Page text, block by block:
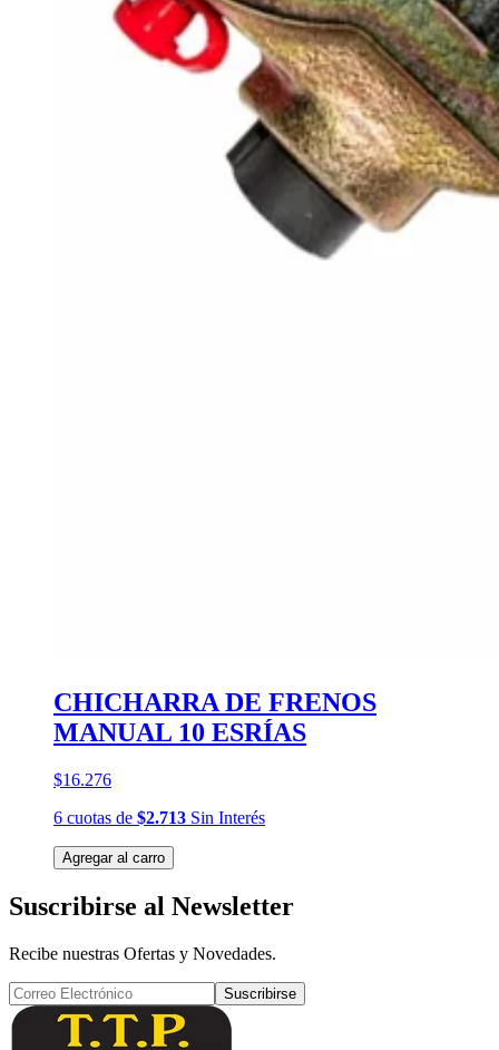
CHICHARRA DE FRENOS
MANUAL 10 ESRÍAS
$16.276
6 cuotas de $2.713 Sin Interés
Agregar al carro
Suscribirse al Newsletter
Recibe nuestras Ofertas y Novedades.
Suscribirse